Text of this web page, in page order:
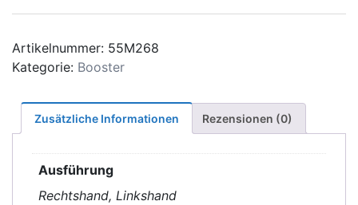
Artikelnummer: 55M268
Kategorie: Booster
Zusätzliche Informationen Rezensionen (0)
Ausführung
Rechtshand, Linkshand